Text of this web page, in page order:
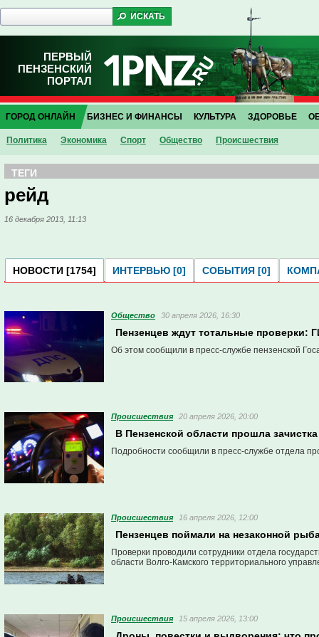
ПЕРВЫЙ
ПЕНЗЕНСКИЙ
ПОРТАЛ
ГОРОД ОНЛАЙН
Политика Экономика Спорт Общество Проиcшествия
БИЗНЕС И ФИНАНСЫ КУЛЬТУРА ЗДОРОВЬЕ
ТЕГИ
рейд
16 декабря 2013, 11:13
НОВОСТИ [1754] ИНТЕРВЬЮ [0] СОБЫТИЯ [0]
Общество 30 апреля 2026, 16:30
Пензенцев ждут тотальные проверки:
Об этом сообщили в пресс-службе пензенской
Проиcшествия 20 апреля 2026, 20:00
В Пензенской области прошла
Подробности сообщили в пресс-службе отдела
Проиcшествия 16 апреля 2026, 12:00
Пензенцев поймали на незаконной
Проверки проводили сотрудники отдела
области Волго-Камского территориального
Проиcшествия 15 апреля 2026, 13:00